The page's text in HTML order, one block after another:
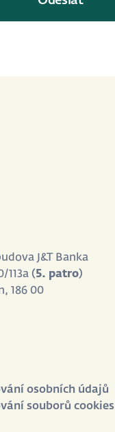
J&T Banka
113a (5. patro)
186 00
osobních údajů
souborů cookies